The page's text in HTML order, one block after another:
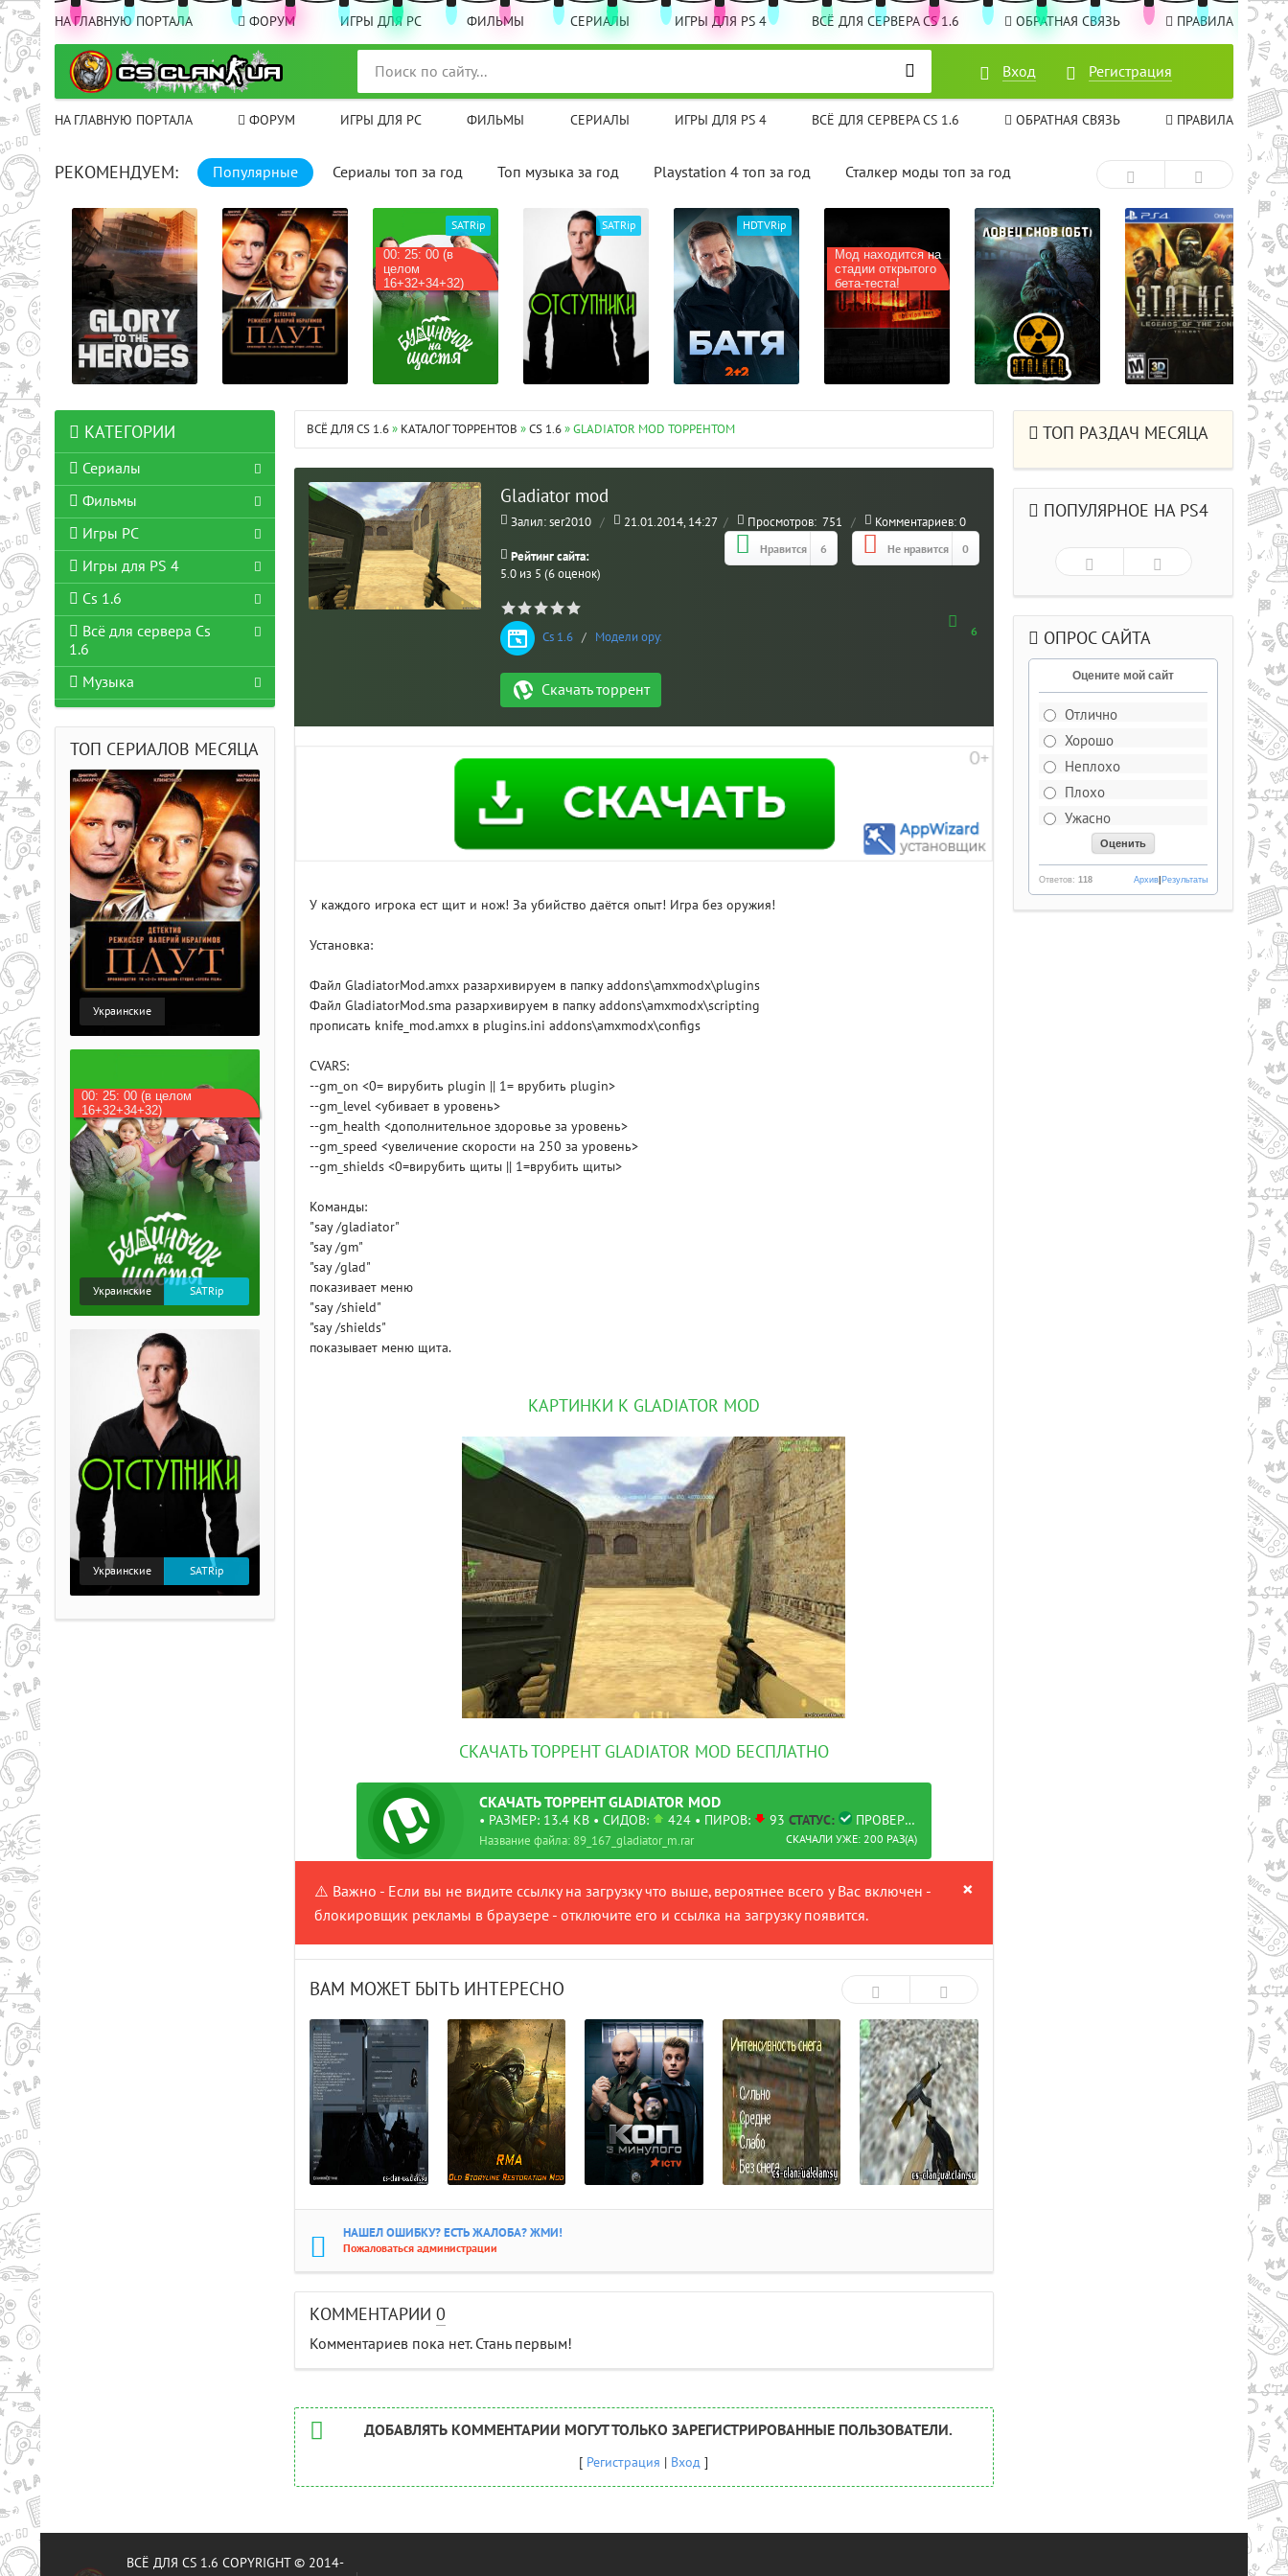
НА ГЛАВНУЮ ПОРТАЛА ФОРУМ ИГРЫ ДЛЯ PC ФИЛЬМЫ СЕРИАЛЫ ИГРЫ ДЛЯ PS 4 ВСЁ ДЛЯ СЕРВЕРА CS 1.6 ОБРАТНАЯ СВЯЗЬ ПРАВИЛА
Вход Регистрация
НА ГЛАВНУЮ ПОРТАЛА ФОРУМ ИГРЫ ДЛЯ PC ФИЛЬМЫ СЕРИАЛЫ ИГРЫ ДЛЯ PS 4 ВСЁ ДЛЯ СЕРВЕРА CS 1.6 ОБРАТНАЯ СВЯЗЬ ПРАВИЛА
Вход Регистрация
РЕКОМЕНДУЕМ: Популярные Сериалы топ за год Топ музыка за год Playstation 4 топ за год Сталкер моды топ за год
00: 25: 00 (в
целом
16+32+34+32)
SATRip SATRip HDTVRip
Мод находится на
стадии открытого
бета-теста!
ВСЁ ДЛЯ CS 1.6» КАТАЛОГ ТОРРЕНТОВ »CS 1.6» GLADIATOR MOD ТОРРЕНТОМ
Gladiator mod
Залил: ser2010 / 21.01.2014, 14:27 / Просмотров: 751 / Комментариев:0
Нравится 6 Не нравится 0
Рейтинг сайта:
5.0 из 5 (6 оценок)
6
Cs 1.6 / Модели оружия
Скачать торрент
У каждого игрока ест щит и нож! За убийство даётся опыт! Игра без оружия!
Установка:
Файл GladiatorMod.amxx разархивируем в папку addons\amxmodx\plugins
Файл GladiatorMod.sma разархивируем в папку addons\amxmodx\scripting
прописать knife_mod.amxx в plugins.ini addons\amxmodx\configs
CVARS:
--gm_on <0= вирубить plugin || 1= врубить plugin>
--gm_level <убивает в уровень>
--gm_health <дополнительное здоровье за уровень>
--gm_speed <увеличение скорости на 250 за уровень>
--gm_shields <0=вирубить щиты || 1=врубить щиты>
Команды:
"say /gladiator"
"say /gm"
"say /glad"
показивает меню
"say /shield"
"say /shields"
показывает меню щита.
КАРТИНКИ К GLADIATOR MOD
СКАЧАТЬ ТОРРЕНТ GLADIATOR MOD БЕСПЛАТНО
СКАЧАТЬТОРРЕНТGLADIATOR MOD
• РАЗМЕР: 13.4 KB• СИДОВ: 424 • ПИРОВ: 93 СТАТУС: ПРОВЕРЕНО
СКАЧАЛИ УЖЕ: 200 РАЗ(А)
Название файла: 89_167_gladiator_m.rar
×
⚠️ Важно - Если вы не видите ссылку на загрузку что выше, вероятнее всего у Вас включен -
блокировщик рекламы в браузере - отключите его и ссылка на загрузку появится.
ВАМ МОЖЕТ БЫТЬ ИНТЕРЕСНО
НАШЕЛ ОШИБКУ? ЕСТЬ ЖАЛОБА? ЖМИ!
Пожаловаться администрации
КОММЕНТАРИИ 0
Комментариев пока нет. Стань первым!
ДОБАВЛЯТЬ КОММЕНТАРИИ МОГУТ ТОЛЬКО ЗАРЕГИСТРИРОВАННЫЕ ПОЛЬЗОВАТЕЛИ.
[ Регистрация | Вход ]
КАТЕГОРИИ
Сериалы
Фильмы
Игры PC
Игры для PS 4
Cs 1.6
Всё для сервера Cs
1.6
Музыка
ТОП СЕРИАЛОВ МЕСЯЦА
Украинские
00: 25: 00 (в целом
16+32+34+32)
Украинские SATRip
Украинские SATRip
ТОП РАЗДАЧ МЕСЯЦА
ПОПУЛЯРНОЕ НА PS4
ВЗРЫВАЮЩИМИСЯ ГОЛОВАМИ .
GLORY TO THE HEROES! (2024) PC
ОПРОС САЙТА
Оцените мой сайт
Отлично
Хорошо
Неплохо
Плохо
Ужасно
Ответов:118 Результаты
|
Архив
ВСЁ ДЛЯ CS 1.6 COPYRIGHT © 2014-